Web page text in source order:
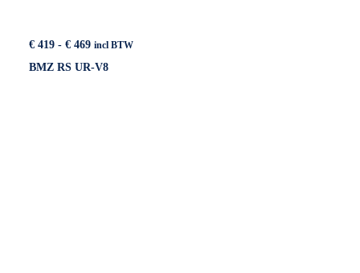
€ 419 - € 469Prijsklasse:
tot
incl BTW
BMZ RS UR-V8